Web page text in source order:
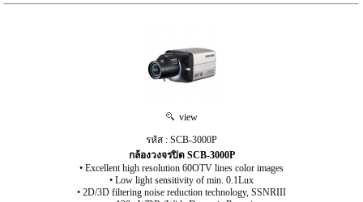
view
รหัส : SCB-3000P
กล้องวงจรปิด SCB-3000P
• Excellent high resolution 60OTV lines color images
• Low light sensitivity of min. 0.1Lux
• 2D/3D filtering noise reduction technology, SSNRIII